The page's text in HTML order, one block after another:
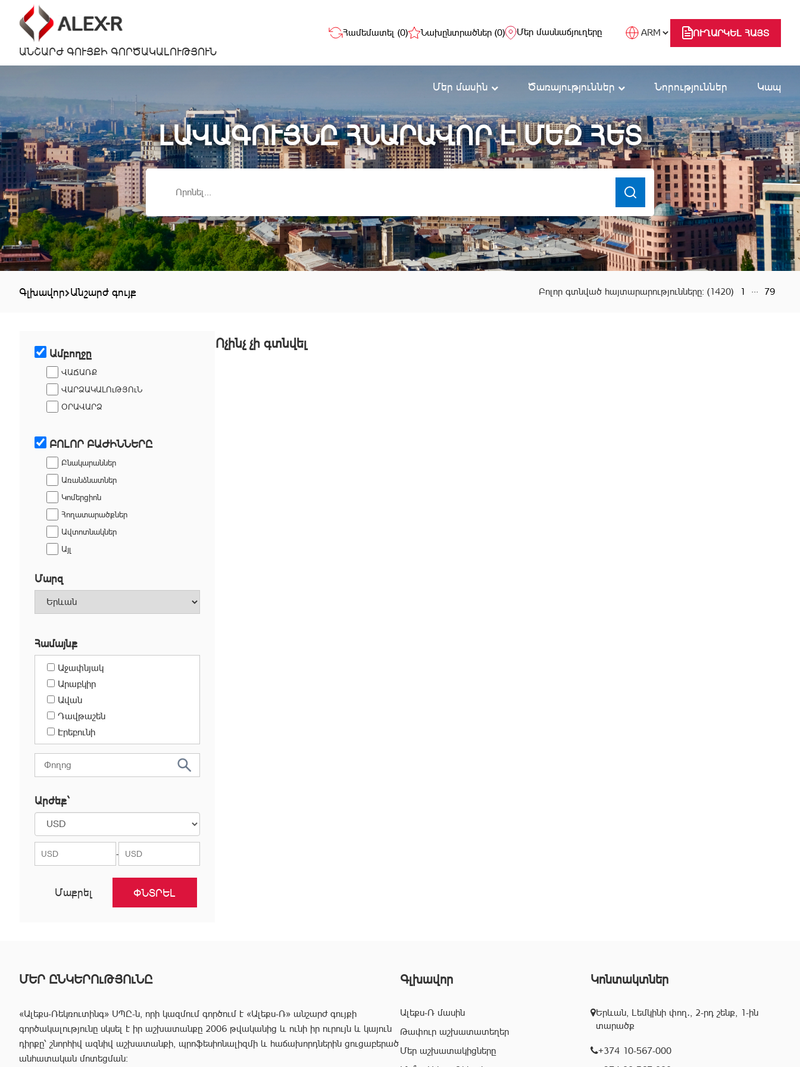
ԱՆՇԱՐԺ ԳՈՒՅՔԻ ԳՈՐԾԱԿԱԼՈՒԹՅՈՒՆ
Համեմատել (0) Նախընտրածներ (0) Մեր մասնաճյուղերը ՈՒՂԱՐԿԵԼ ՀԱՅՏ
Մեր մասին Ծառայություններ Նորություններ Կապ
ԼԱՎԱԳՈՒՅՆԸ ՀՆԱՐԱՎՈՐ Է ՄԵԶ ՀԵՏ
Գլխավոր Անշարժ գույք Բոլոր գտնված հայտարարությունները: (1420) 1 ... 79
Ամբողջը
ՎԱՃԱՌՔ
ՎԱՐՁԱԿԱԼՈւԹՅՈւՆ
ՕՐԱՎԱՐՁ
ԲՈԼՈՐ ԲԱԺԻՆՆԵՐԸ
Բնակարաններ
Առանձնատներ
Կոմերցիոն
Հողատարածքներ
Ավտոտնակներ
Այլ
Մարզ
Համայնք
Աջափնյակ
Արաբկիր
Ավան
Դավթաշեն
Էրեբունի
Քանաքեռ-Զեյթուն
Կենտրոն
Մալաթիա-Սեբաստիա
Նորք-Մարաշ
Նոր Նորք
Նուբարաշեն
Շենգավիթ
Արժեք`
-
Մաքրել
Ոչինչ չի գտնվել
ՄԵՐ ԸՆԿԵՐՈւԹՅՈւՆԸ
«Ալեքս-Ռեկռուտինգ» ՍՊԸ-ն, որի կազմում գործում է «Ալեքս-Ռ» անշարժ գույքի
գործակալությունը սկսել է իր աշխատանքը 2006 թվականից և ունի իր ուրույն և կայուն
դիրքը՝ շնորհիվ ազնիվ աշխատանքի, պրոֆեսիոնալիզմի և հաճախորդներին ցուցաբերած
անհատական մոտեցման:
Գլխավոր
Ալեքս-Ռ մասին
Թափուր աշխատատեղեր
Մեր աշխատակիցները
Կոնտակտներ
Երևան, Լեմկինի փող․, 2-րդ շենք, 1-ին
տարածք
+374 10-567-000